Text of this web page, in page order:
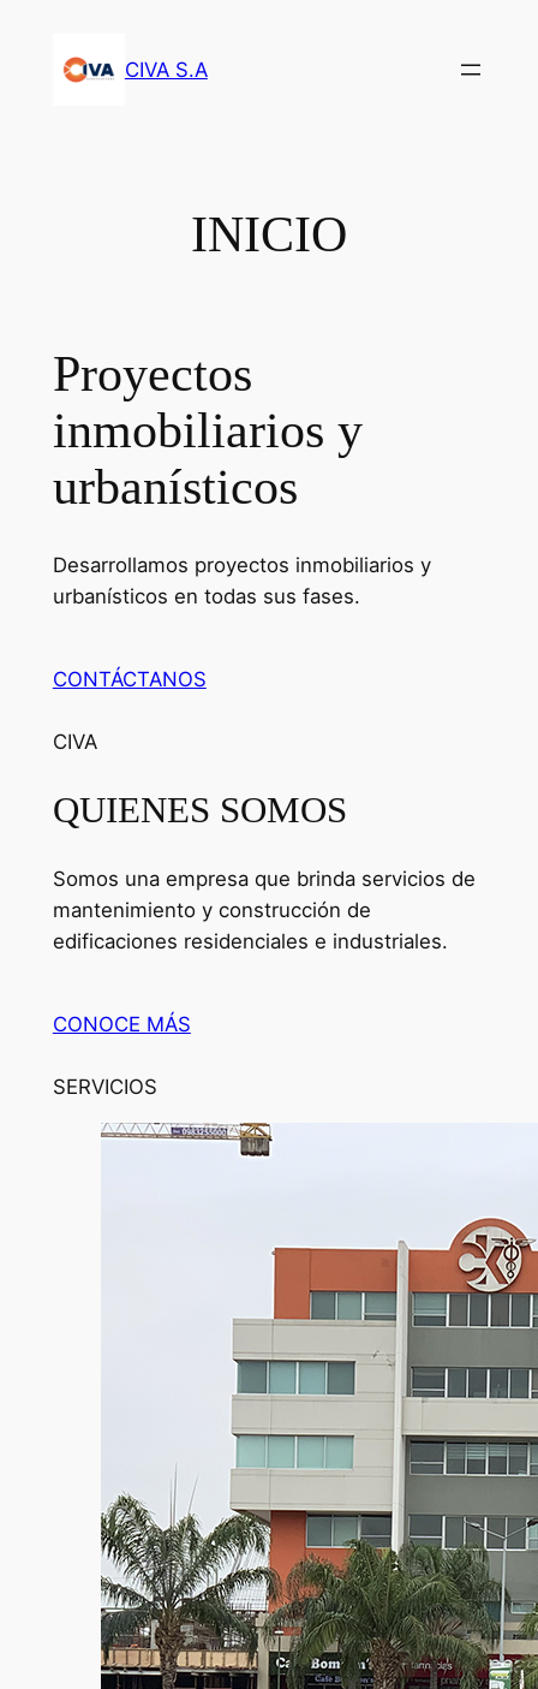
contenido
CIVA S.A
INICIO
Proyectos
inmobiliarios y
urbanísticos
Desarrollamos proyectos inmobiliarios y
urbanísticos en todas sus fases.
CONTÁCTANOS
CIVA
QUIENES SOMOS
Somos una empresa que brinda servicios de
mantenimiento y construcción de
edificaciones residenciales e industriales.
CONOCE MÁS
SERVICIOS